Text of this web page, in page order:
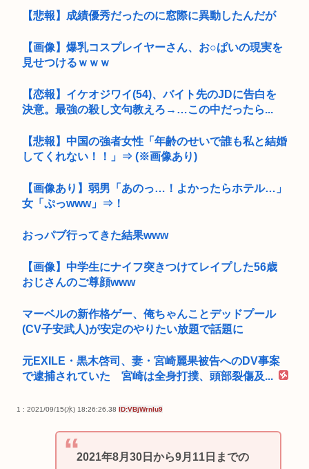
【悲報】成績優秀だったのに窓際に異動したんだが
【画像】爆乳コスプレイヤーさん、お○ぱいの現実を
見せつけるｗｗｗ
【恋報】イケオジワイ(54)、バイト先のJDに告白を
決意。最強の殺し文句教えろ→…この中だったら...
【悲報】中国の強者女性「年齢のせいで誰も私と結婚
してくれない！！」⇒ (※画像あり)
【画像あり】弱男「あのっ…！よかったらホテル…」
女「ぷっwww」⇒！
おっパブ行ってきた結果www
【画像】中学生にナイフ突きつけてレイプした56歳
おじさんのご尊顔www
マーベルの新作格ゲー、俺ちゃんことデッドプール
(CV子安武人)が安定のやりたい放題で話題に
元EXILE・黒木啓司、妻・宮崎麗果被告へのDV事案
で逮捕されていた 宮崎は全身打撲、頭部裂傷及...
1 : 2021/09/15(水) 18:26:26.38 ID:VBjWrnlu9
2021年8月30日から9月11日までの